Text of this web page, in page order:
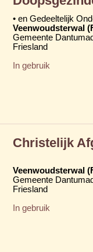
• en Gedeeltelijk
Veenwoudsterwal
Gemeente
Friesland
In gebruik
Christelijk
Veenwoudsterwal
Gemeente
Friesland
In gebruik